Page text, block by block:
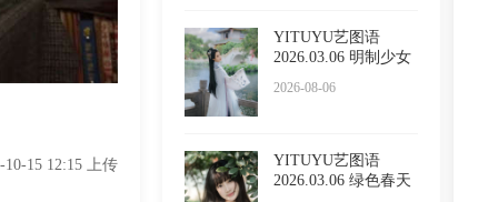
YITUYU艺图语
2026.03.06 明制少女
2026-08-06
YITUYU艺图语
2026.03.06 绿色春天
10-15 12:15 上传